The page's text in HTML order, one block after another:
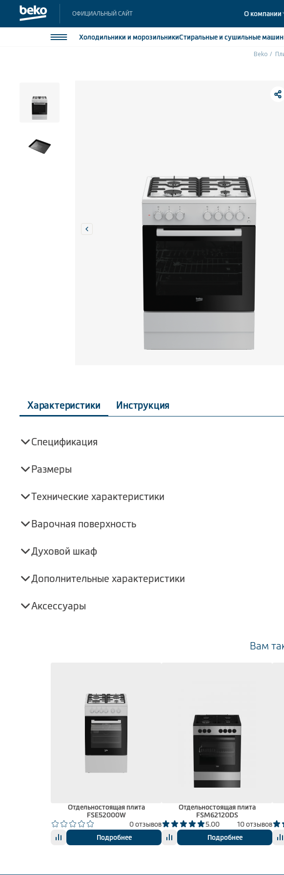
ОФИЦИАЛЬНЫЙ САЙТ О компании
Холодильники и морозильникиСтиральные и сушильные
Посудомоечные машины
Встраиваемая техника
Beko
Характеристики Инструкция
Спецификация
Размеры
Технические характеристики
Варочная поверхность
Духовой шкаф
Дополнительные характеристики
Аксессуары
Вам
Отдельностоящая плита
FSE52000W
0 отзывов
Подробнее
Отдельностоящая плита
FSM62120DS
5.00
10 отзывов
Подробнее